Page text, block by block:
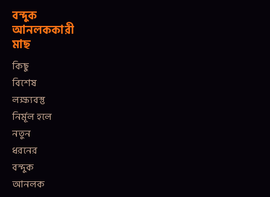
বন্দুক
আনলককারী
মাছ
কিছু
বিশেষ
লক্ষ্যবস্তু
নির্মূল হলে
নতুন
ধরনের
বন্দুক
আনলক